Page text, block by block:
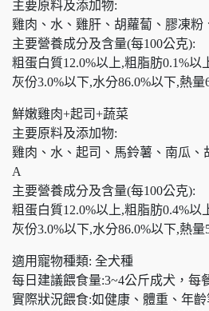
主要原料及添加物:
雞肉、水、雞肝、胡蘿蔔、膠凍粉
主要營養成分及含量(每100公克):
粗蛋白質12.0%以上,粗脂肪0.1%以
灰份3.0%以下,水分86.0%以下,熱量
鮮嫩雞肉+起司+蔬菜
主要原料及添加物:
雞肉、水、起司、馬鈴薯、南瓜、
A
主要營養成分及含量(每100公克):
粗蛋白質12.0%以上,粗脂肪0.4%以
灰份3.0%以下,水分86.0%以下,熱量
適用寵物種類: 全犬種
每日建議餵食量:3~4公斤成犬，每
實際狀況餵食:如健康、體重、年